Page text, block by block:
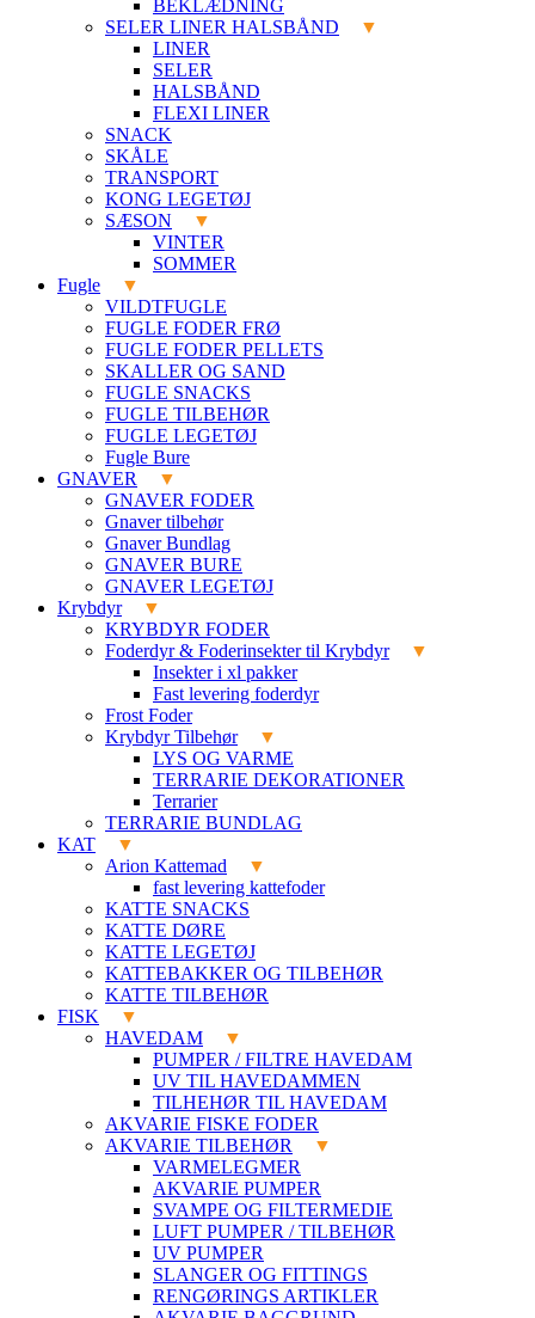
BEKLÆDNING
SELER LINER HALSBÅND
LINER
SELER
HALSBÅND
FLEXI LINER
SNACK
SKÅLE
TRANSPORT
KONG LEGETØJ
SÆSON
VINTER
SOMMER
Fugle
VILDTFUGLE
FUGLE FODER FRØ
FUGLE FODER PELLETS
SKALLER OG SAND
FUGLE SNACKS
FUGLE TILBEHØR
FUGLE LEGETØJ
Fugle Bure
GNAVER
GNAVER FODER
Gnaver tilbehør
Gnaver Bundlag
GNAVER BURE
GNAVER LEGETØJ
Krybdyr
KRYBDYR FODER
Foderdyr & Foderinsekter til Krybdyr
Insekter i xl pakker
Fast levering foderdyr
Frost Foder
Krybdyr Tilbehør
LYS OG VARME
TERRARIE DEKORATIONER
Terrarier
TERRARIE BUNDLAG
KAT
Arion Kattemad
fast levering kattefoder
KATTE SNACKS
KATTE DØRE
KATTE LEGETØJ
KATTEBAKKER OG TILBEHØR
KATTE TILBEHØR
FISK
HAVEDAM
PUMPER / FILTRE HAVEDAM
UV TIL HAVEDAMMEN
TILHEHØR TIL HAVEDAM
AKVARIE FISKE FODER
AKVARIE TILBEHØR
VARMELEGMER
AKVARIE PUMPER
SVAMPE OG FILTERMEDIE
LUFT PUMPER / TILBEHØR
UV PUMPER
SLANGER OG FITTINGS
RENGØRINGS ARTIKLER